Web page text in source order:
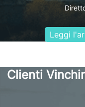
Leggi
Clienti